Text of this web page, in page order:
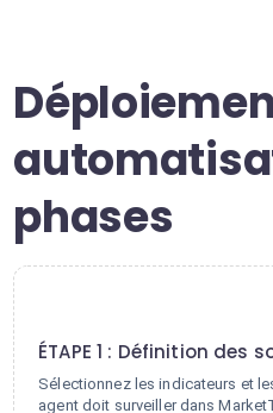
phases
ÉTAPE 1 : Définition des
Sélectionnez les indicateurs et
agent doit surveiller dans